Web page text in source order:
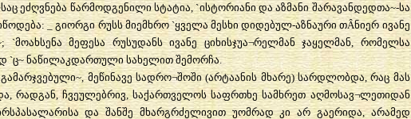
ეძღვნება წარმოდგენილი სტატია , `ისტორიანი და აზმანი შარავანდედთა~-სა
: _გიორგი რუსს მიემხრო`ყველა მესხი დიდებულ-აზნაური თÂნიერ ივანე
`მოახსენა მეფესა რუსუდანს ივანე ციხისჯუა¬რელმან ჯაყელმან , რომელსა
`ც~ნაწილაკდართული სახელით შემორჩა.
გამარჯვებული~,მეწინავე სადრო¬შოში(არტაანის მხარე)სარდლობდა,რაც მას
,რადგან,ჩვეულებრივ ,საქართველოს საფრთხე სამხრეთ აღმოსავ¬ლეთიდან
და შანშე მხარგრძელივით უომრად კი არ გაერიდა,არამედ